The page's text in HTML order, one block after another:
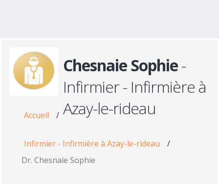
Chesnaie Sophie-
Infirmier - Infirmière à
Azay-le-rideau
Accueil /
Infirmier - Infirmière à Azay-le-rideau
/
Dr. Chesnaie Sophie